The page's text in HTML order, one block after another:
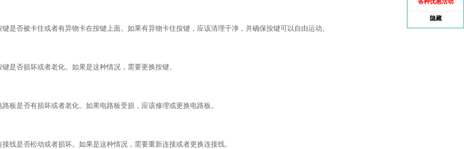
键是否被卡住或者有异物卡在按键上面。如果有异物卡住按键，应该清理干净，并确保按键可以自由运动。
键是否损坏或者老化。如果是这种情况，需要更换按键。
路板是否有损坏或者老化。如果电路板受损，应该修理或更换电路板。
接线是否松动或者损坏。如果是这种情况，需要重新连接或者更换连接线。
隐藏